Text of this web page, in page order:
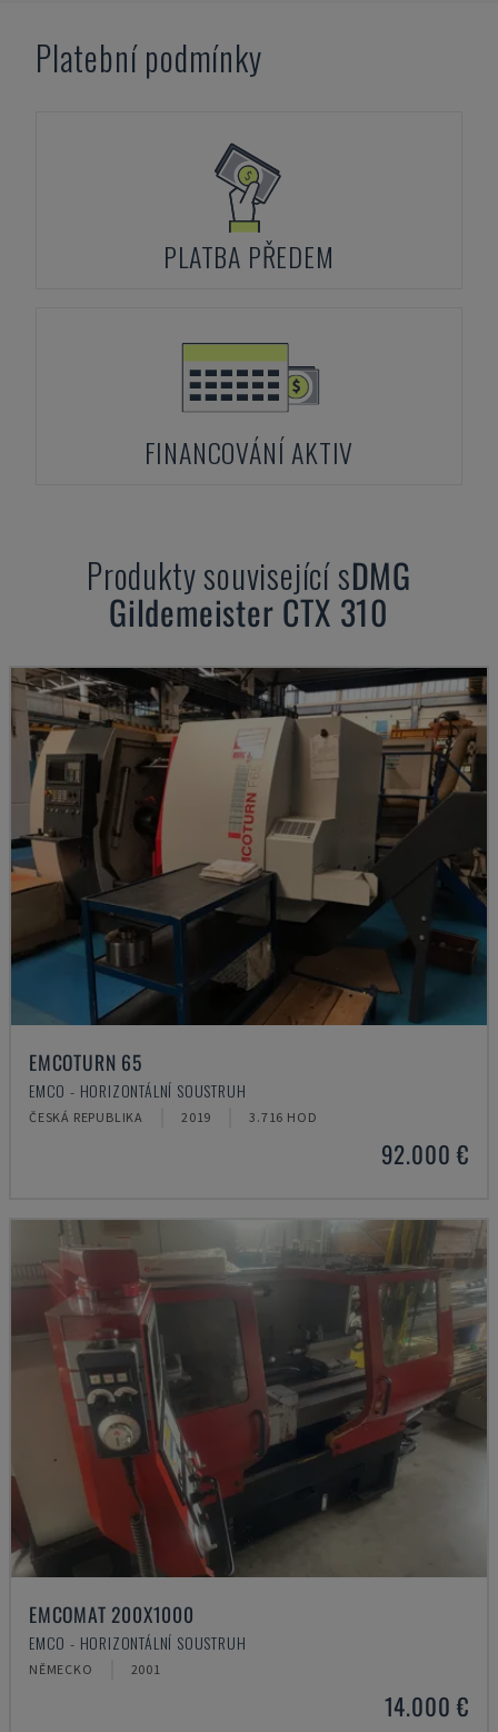
Platební podmínky
PLATBA PŘEDEM
FINANCOVÁNÍ AKTIV
Produkty související sDMG
Gildemeister CTX 310
EMCOTURN 65
EMCO - HORIZONTÁLNÍ SOUSTRUH
ČESKÁ REPUBLIKA 2019 3.716 HOD
92.000 €
EMCOMAT 200X1000
EMCO - HORIZONTÁLNÍ SOUSTRUH
NĚMECKO 2001
14.000 €